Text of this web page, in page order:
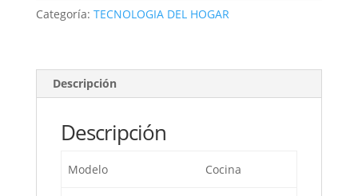
cantidad
Categoría: TECNOLOGIA DEL HOGAR
Descripción
Descripción
Modelo Cocina